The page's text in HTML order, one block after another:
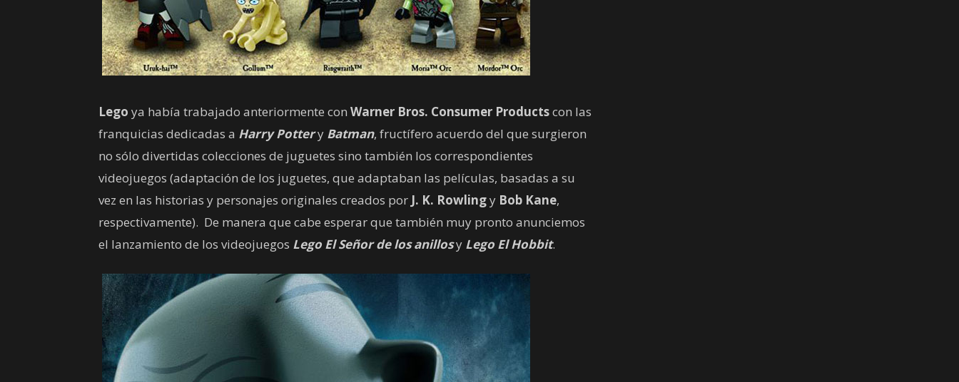
Lego ya había trabajado anteriormente con Warner Bros. Consumer Productscon las
franquicias dedicadas a Harry Pottery Batman, fructífero acuerdo del que surgieron
no sólo divertidas colecciones de juguetes sino también los correspondientes
videojuegos (adaptación de los juguetes, que adaptaban las películas, basadas a su
vez en las historias y personajes originales creados por J. K. Rowlingy Bob Kane,
respectivamente). De manera que cabe esperar que también muy pronto anunciemos
el lanzamiento de los videojuegos Lego El Señor de los anillosy Lego El Hobbit.